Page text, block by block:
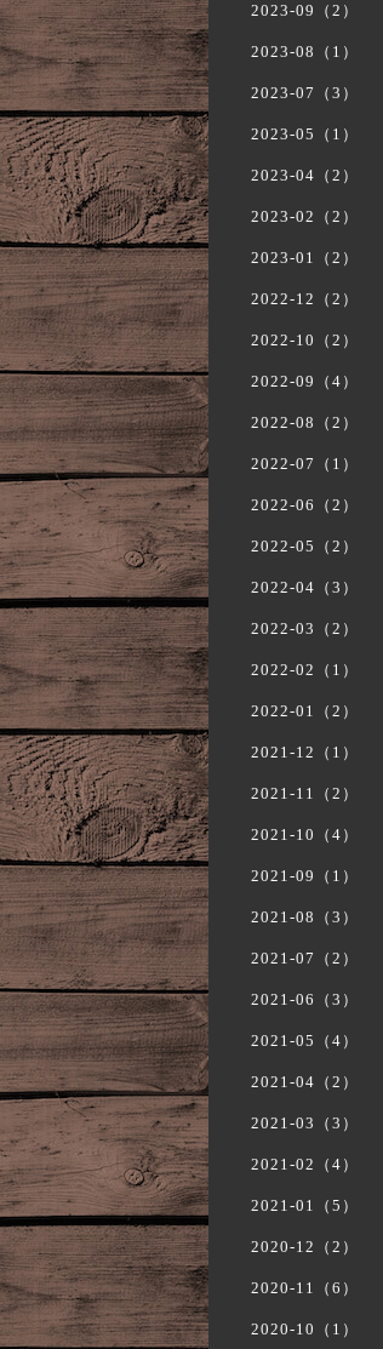
2023-09（2）
2023-08（1）
2023-07（3）
2023-05（1）
2023-04（2）
2023-02（2）
2023-01（2）
2022-12（2）
2022-10（2）
2022-09（4）
2022-08（2）
2022-07（1）
2022-06（2）
2022-05（2）
2022-04（3）
2022-03（2）
2022-02（1）
2022-01（2）
2021-12（1）
2021-11（2）
2021-10（4）
2021-09（1）
2021-08（3）
2021-07（2）
2021-06（3）
2021-05（4）
2021-04（2）
2021-03（3）
2021-02（4）
2021-01（5）
2020-12（2）
2020-11（6）
2020-10（1）